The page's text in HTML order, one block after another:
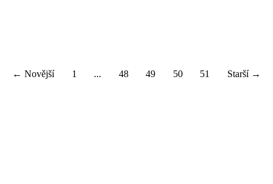
← Novější 1 ... 48 49 50 51 Starší →